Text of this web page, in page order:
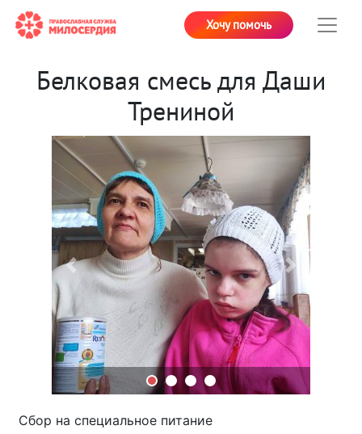
Хочу помочь
Белковая смесь для Даши
Трениной
Previous Next
Сбор на специальное питание